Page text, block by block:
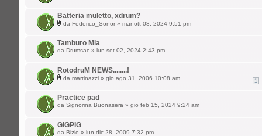
Batteria muletto, xdrum?
da Federico_Sonor » mar ott 08, 2024 9:51 pm
Tamburo Mia
da Drumsac » lun set 02, 2024 2:43 pm
RotodruM NEWS........!
1
da martinazzi » gio ago 31, 2006 10:08 am
Practice pad
da Signorina Buonasera » gio feb 15, 2024 9:24 am
GIGPIG
da Bizio » lun dic 28, 2009 7:32 pm